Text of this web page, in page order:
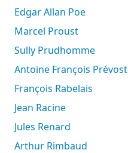
Edgar Allan Poe
Marcel Proust
Sully Prudhomme
Antoine François Prévost
François Rabelais
Jean Racine
Jules Renard
Arthur Rimbaud